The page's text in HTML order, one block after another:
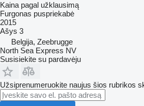
Kaina pagal užklausimą
Furgonas puspriekabė
2015
Ašys 3
Belgija, Zeebrugge
North Sea Express NV
Susisiekite su pardavėju
Užsiprenumeruokite naujus šios rubrikos